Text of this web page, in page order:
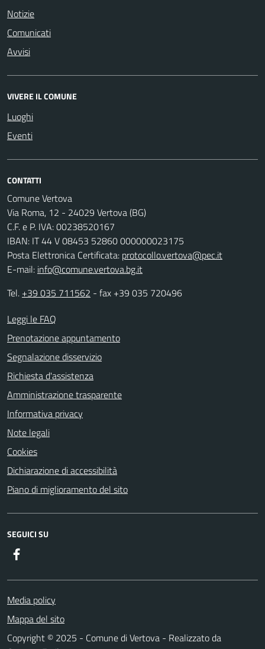
Notizie
Comunicati
Avvisi
VIVERE IL COMUNE
Luoghi
Eventi
CONTATTI
Comune Vertova
Via Roma, 12 - 24029 Vertova (BG)
C.F. e P. IVA: 00238520167
IBAN: IT 44 V 08453 52860 000000023175
Posta Elettronica Certificata: protocollo.vertova@pec.it
E-mail: info@comune.vertova.bg.it
Tel. +39 035 711562 - fax +39 035 720496
Leggi le FAQ
Prenotazione appuntamento
Segnalazione disservizio
Richiesta d'assistenza
Amministrazione trasparente
Informativa privacy
Note legali
Cookies
Dichiarazione di accessibilità
Piano di miglioramento del sito
SEGUICI SU
Media policy
Mappa del sito
Copyright © 2025 - Comune di Vertova - Realizzato da